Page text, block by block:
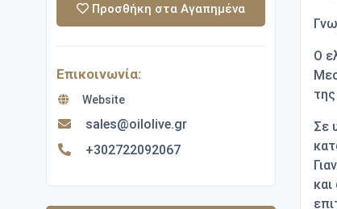
Προσθήκη στα Αγαπημένα
Επικοινωνία:
Website
sales@oilolive.gr
+302722092067
Ο
Σε